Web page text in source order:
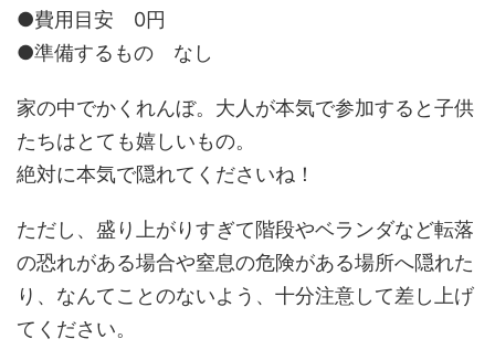
●費用目安 0円
●準備するもの なし
家の中でかくれんぼ。大人が本気で参加すると子供
たちはとても嬉しいもの。
絶対に本気で隠れてくださいね！
ただし、盛り上がりすぎて階段やベランダなど転落
の恐れがある場合や窒息の危険がある場所へ隠れた
り、なんてことのないよう、十分注意して差し上げ
てください。